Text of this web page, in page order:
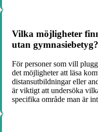
Vilka möjligheter
utan gymnasiebetyg?
För personer som vill
det möjligheter att läsa
distansutbildningar eller
är viktigt att undersöka
specifika område man är